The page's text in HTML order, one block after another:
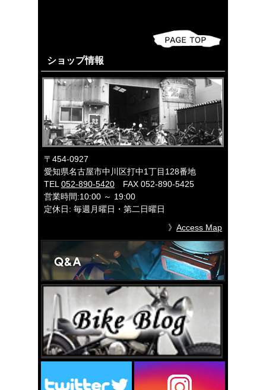
ショップ情報
〒454-0927
愛知県名古屋市中川区打中1丁目128番地
TEL052-890-5420 FAX 052-890-5425
営業時間:10:00 ～ 19:00
定休日: 毎週月曜日・第二日曜日
》 Access Map